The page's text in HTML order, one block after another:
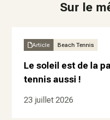
Sur le
Article Beach Tennis
Le soleil est de la
tennis aussi !
23 juillet 2026